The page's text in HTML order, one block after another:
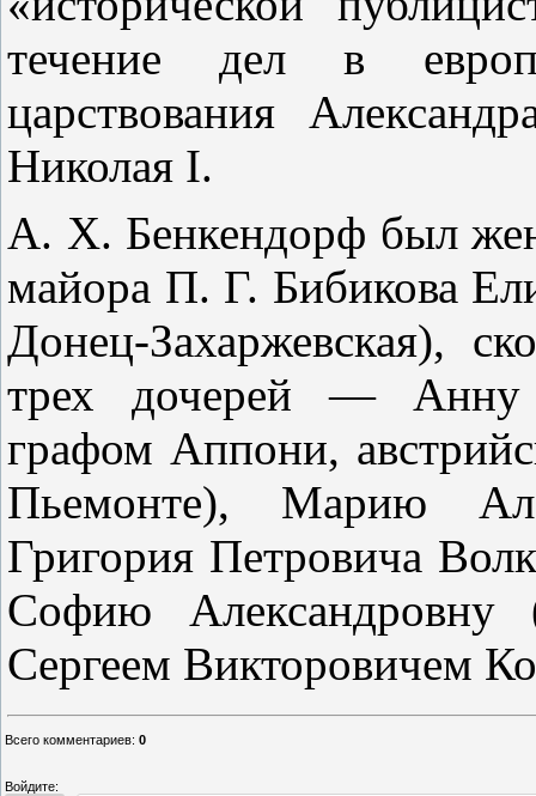
течение дел в
царствования
Николая I.
А. X. Бенкендорф был
майора П. Г. Бибикова
Донец-Захаржевская),
трех дочерей — Анну
графом Аппони,
Пьемонте), Марию
Григория Петровича
Софию Александровну
Сергеем Викторовичем
Всего комментариев: 0
Войдите: